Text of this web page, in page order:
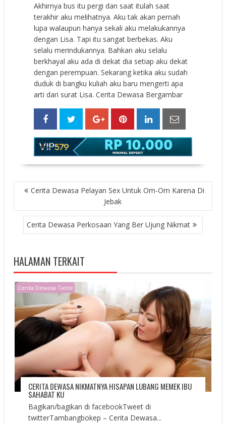
Akhirnya bus itu pergi dan saat itulah saat
terakhir aku melihatnya. Aku tak akan pernah
lupa walaupun hanya sekali aku melakukannya
dengan Lisa. Tapi itu sangat berbekas. Aku
selalu merindukannya. Bahkan aku selalu
berkhayal aku ada di dekat dia setiap aku dekat
dengan perempuan. Sekarang ketika aku sudah
duduk di bangku kuliah aku baru mengerti apa
arti dari surat Lisa. Cerita Dewasa Bergambar
POST
NAVIGATION
Cerita Dewasa Pelayan Sex Untuk Om-Om Karena Di
Jebak
Cerita Dewasa Perkosaan Yang Ber Ujung Nikmat
HALAMAN TERKAIT
Cerita Dewasa Tante
CERITA DEWASA NIKMATNYA HISAPAN LUBANG MEMEK IBU
SAHABAT KU
Bagikan/bagikan di facebookTweet di
twitterTambangbokep – Cerita Dewasa...